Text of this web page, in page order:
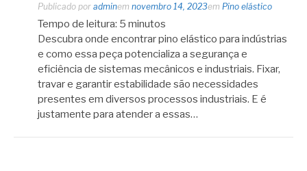
Publicado por adminem novembro 14, 2023em Pino elástico
Tempo de leitura: 5 minutos
Descubra onde encontrar pino elástico para indústrias
e como essa peça potencializa a segurança e
eficiência de sistemas mecânicos e industriais. Fixar,
travar e garantir estabilidade são necessidades
presentes em diversos processos industriais. E é
justamente para atender a essas…